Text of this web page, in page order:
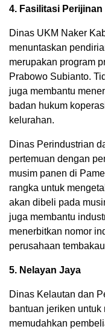
4. Fasilitasi Perijinan
Dinas UKM Naker
menuntaskan
merupakan program
Prabowo Subianto.
juga membantu
badan hukum
kelurahan.
Dinas Perindustrian
pertemuan dengan
musim panen di
rangka untuk
akan dibeli pada
juga membantu
menerbitkan nomor
perusahaan
5. Nelayan Jaya
Dinas Kelautan dan
bantuan jeriken
memudahkan